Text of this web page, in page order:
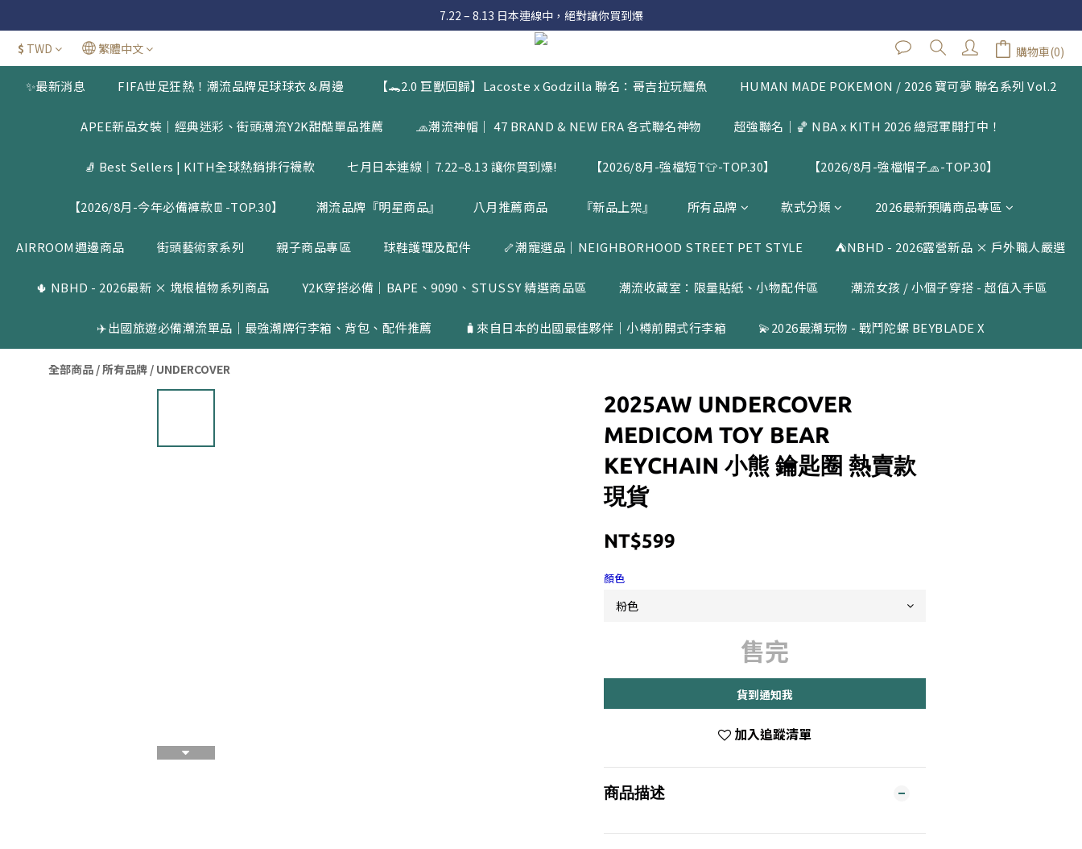
官網三週年 8月滿額送購物金 - 滿 $2000 送 $60 / 滿 $4000 送 $300 / 滿 $10000 送 $1500
7.22 – 8.13 日本連線中，絕對讓你買到爆
新加入會員享有 $50購物金  |  消費滿$5000即可免運  |  會員好康制度請詳閱公告
官網三週年 8月滿額送購物金 - 滿 $2000 送 $60 / 滿 $4000 送 $300 / 滿 $10000 送 $1500
$ TWD 繁體中文 購物車(0)
✨最新消息 FIFA世足狂熱！潮流品牌足球球衣＆周邊 【🐊2.0 巨獸回歸】Lacoste x Godzilla 聯名：哥吉拉玩鱷魚 HUMAN MADE POKEMON / 2026 寶可夢 聯名系列 Vol.2
APEE新品女裝｜經典迷彩、街頭潮流Y2K甜酷單品推薦 🧢潮流神帽｜ 47 BRAND & NEW ERA 各式聯名神物 超強聯名｜🏀 NBA x KITH 2026 總冠軍開打中！
🧦 Best Sellers | KITH全球熱銷排行襪款 七月日本連線｜7.22–8.13 讓你買到爆! 【2026/8月-強檔短T👕-TOP.30】 【2026/8月-強檔帽子🧢-TOP.30】
【2026/8月-今年必備褲款👖-TOP.30】 潮流品牌『明星商品』 八月推薦商品 『新品上架』 所有品牌 款式分類 2026最新預購商品專區
AIRROOM週邊商品 街頭藝術家系列 親子商品專區 球鞋護理及配件 🦴潮寵選品｜NEIGHBORHOOD STREET PET STYLE ⛺️NBHD - 2026露營新品 × 戶外職人嚴選
🌵 NBHD - 2026最新 × 塊根植物系列商品 Y2K穿搭必備｜BAPE、9090、STUSSY 精選商品區 潮流收藏室：限量貼紙、小物配件區 潮流女孩 / 小個子穿搭 - 超值入手區
✈️出國旅遊必備潮流單品｜最強潮牌行李箱、背包、配件推薦 🧳來自日本的出國最佳夥伴｜小樽前開式行李箱 💫2026最潮玩物 - 戰鬥陀螺 BEYBLADE X
全部商品 /所有品牌 / UNDERCOVER
2025AW UNDERCOVER
MEDICOM TOY BEAR
KEYCHAIN 小熊 鑰匙圈 熱賣款
現貨
NT$599
顏色
售完
貨到通知我
加入追蹤清單
商品描述